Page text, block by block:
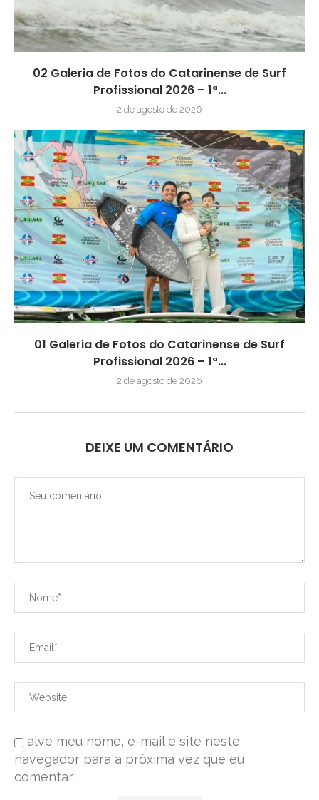
02 Galeria de Fotos do Catarinense de Surf
Profissional 2026 – 1ª...
2 de agosto de 2026
01 Galeria de Fotos do Catarinense de Surf
Profissional 2026 – 1ª...
2 de agosto de 2026
DEIXE UM COMENTÁRIO
alve meu nome, e-mail e site neste
navegador para a próxima vez que eu
comentar.